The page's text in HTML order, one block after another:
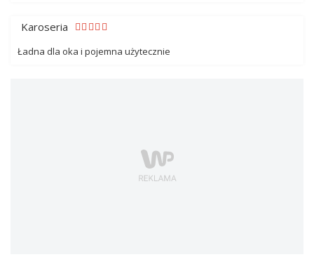
Karoseria
Ładna dla oka i pojemna użytecznie